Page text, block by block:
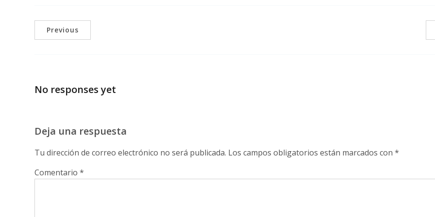
Previous
No responses yet
Deja una respuesta
Tu dirección de correo electrónico no será publicada. Los campos obligatorios están marcados con *
Comentario *